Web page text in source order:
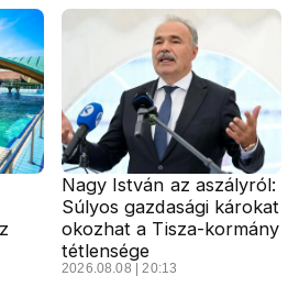
Nagy István az aszályról:
Súlyos gazdasági károkat
okozhat a Tisza-kormány
tétlensége
2026.08.08 | 20:13